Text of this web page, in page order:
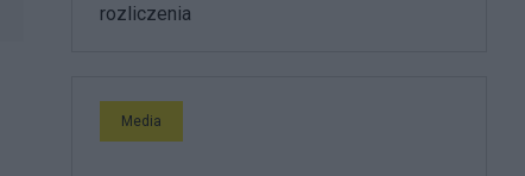
rozliczenia
Media